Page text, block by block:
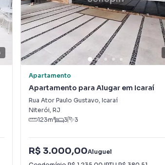
Apartamento
Apartamento para Alugar em Icaraí
Rua Ator Paulo Gustavo, Icaraí
Niterói, RJ
123m² 3 3
R$ 3.000,00Aluguel